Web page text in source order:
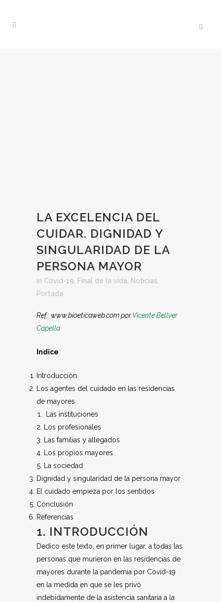
LA EXCELENCIA DEL
CUIDAR. DIGNIDAD Y
SINGULARIDAD DE LA
PERSONA MAYOR
in Covid-19 Final de la vida Noticias
Portada
Ref.: www.bioeticaweb.com porVicente Bellver
Capella
Indice
Introducción
Los agentes del cuidado en las residencias
de mayores
Las instituciones
Los profesionales
Las familias y allegados
Los propios mayores
La sociedad
Dignidad y singularidad de la persona mayor
El cuidado empieza por los sentidos
Conclusión
Referencias
1. INTRODUCCIÓN
Dedico este texto, en primer lugar, a todas las
personas que murieron en las residencias de
mayores durante la pandemia por Covid-19
en la medida en que se les privó
indebidamente de la asistencia sanitaria a la